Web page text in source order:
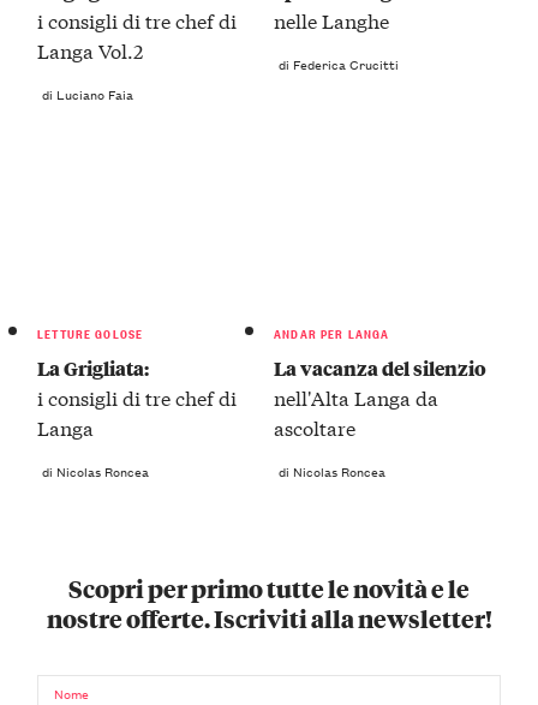
i consigli di tre chef di
Langa Vol.2
di Luciano Faia
nelle Langhe
di Federica Crucitti
LETTURE GOLOSE
La Grigliata:
i consigli di tre chef di
Langa
di Nicolas Roncea
ANDAR PER LANGA
La vacanza del silenzio
nell'Alta Langa da
ascoltare
di Nicolas Roncea
Scopri per primo tutte le novità e le
nostre offerte. Iscriviti alla newsletter!
Nome